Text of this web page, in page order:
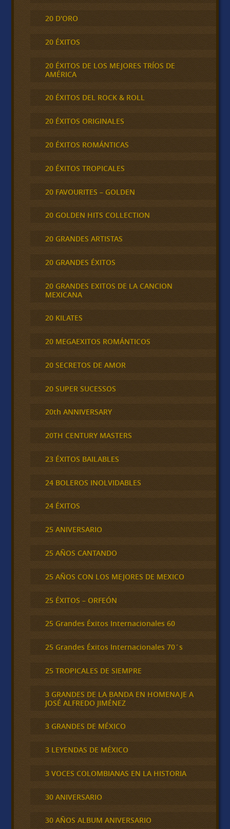
20 D'ORO
20 ÉXITOS
20 ÉXITOS DE LOS MEJORES TRÍOS DE
AMÉRICA
20 ÉXITOS DEL ROCK & ROLL
20 ÉXITOS ORIGINALES
20 ÉXITOS ROMÁNTICAS
20 ÉXITOS TROPICALES
20 FAVOURITES – GOLDEN
20 GOLDEN HITS COLLECTION
20 GRANDES ARTISTAS
20 GRANDES ÉXITOS
20 GRANDES EXITOS DE LA CANCION
MEXICANA
20 KILATES
20 MEGAEXITOS ROMÁNTICOS
20 SECRETOS DE AMOR
20 SUPER SUCESSOS
20th ANNIVERSARY
20TH CENTURY MASTERS
23 ÉXITOS BAILABLES
24 BOLEROS INOLVIDABLES
24 ÉXITOS
25 ANIVERSARIO
25 AÑOS CANTANDO
25 AÑOS CON LOS MEJORES DE MEXICO
25 ÉXITOS – ORFEÓN
25 Grandes Éxitos Internacionales 60
25 Grandes Éxitos Internacionales 70´s
25 TROPICALES DE SIEMPRE
3 GRANDES DE LA BANDA EN HOMENAJE A
JOSÉ ALFREDO JIMÉNEZ
3 GRANDES DE MÉXICO
3 LEYENDAS DE MÉXICO
3 VOCES COLOMBIANAS EN LA HISTORIA
30 ANIVERSARIO
30 AÑOS ALBUM ANIVERSARIO